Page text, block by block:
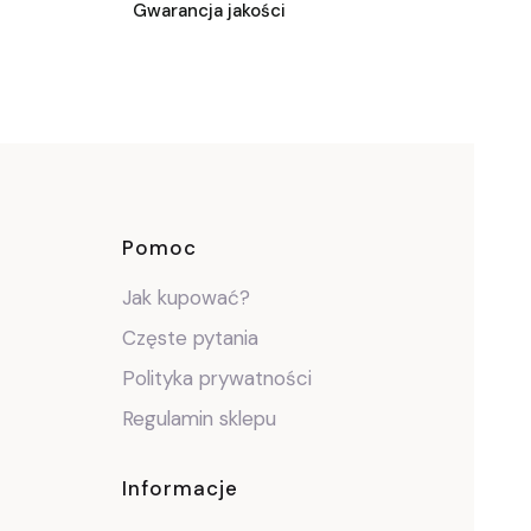
Gwarancja jakości
Pomoc
Jak kupować?
Częste pytania
Polityka prywatności
Regulamin sklepu
Informacje